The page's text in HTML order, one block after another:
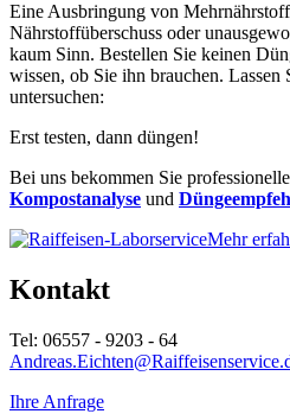
Eine Ausbringung von
Nährstoffüberschuss oder
kaum Sinn. Bestellen Sie keinen
wissen, ob Sie ihn brauchen. Lassen
untersuchen:
Erst testen, dann düngen!
Bei uns bekommen Sie professionelle
Kompostanalyse und
Mehr
Kontakt
Tel: 06557 - 9203 - 64
Ihre Anfrage